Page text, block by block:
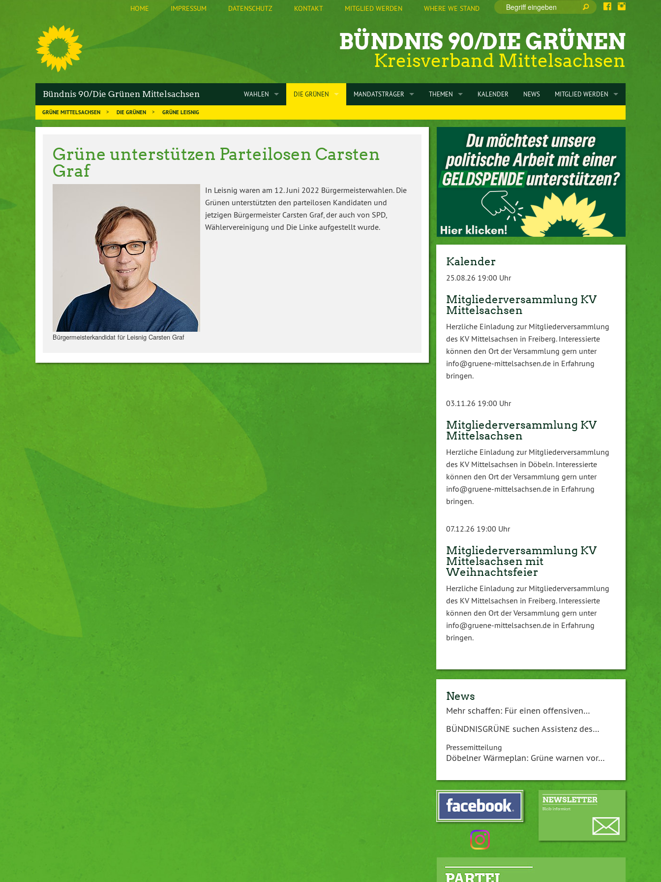
HOME IMPRESSUM DATENSCHUTZ KONTAKT MITGLIED WERDEN WHERE WE STAND
S BÜNDNIS 90/DIE GRÜNEN
Kreisverband Mittelsachsen
Bündnis 90/Die Grünen Mittelsachsen WAHLEN
EUROPAWAHL 2024
DIE GRÜNEN
KREISTAG STAMMTISCH DÖBELN
STAMMTISCH ROCHLITZ
GRÜNE JUGEND
MANDATSTRÄGER
DÖBELN
BURGSTÄDT
MITTWEIDA
THEMEN
KOMMUNALWAHLPROGRAMM 2024
KALENDER NEWS MITGLIED WERDEN
SPENDEN
INFORMATIONEN
GRÜNE MITTELSACHSEN DIE GRÜNEN GRÜNE LEISNIG
Grüne unterstützen Parteilosen Carsten
Graf
Bürgermeisterkandidat für Leisnig Carsten Graf
In Leisnig waren am 12. Juni 2022 Bürgermeisterwahlen. Die
Grünen unterstützten den parteilosen Kandidaten und
jetzigen Bürgermeister Carsten Graf, der auch von SPD,
Wählervereinigung und Die Linke aufgestellt wurde.
Kalender
25.08.26 19:00 Uhr
Mitgliederversammlung KV
Mittelsachsen
Herzliche Einladung zur Mitgliederversammlung
des KV Mittelsachsen in Freiberg. Interessierte
können den Ort der Versammlung gern unter
info@gruene-mittelsachsen.de in Erfahrung
bringen.
03.11.26 19:00 Uhr
Mitgliederversammlung KV
Mittelsachsen
Herzliche Einladung zur Mitgliederversammlung
des KV Mittelsachsen in Döbeln. Interessierte
können den Ort der Versammlung gern unter
info@gruene-mittelsachsen.de in Erfahrung
bringen.
07.12.26 19:00 Uhr
Mitgliederversammlung KV
Mittelsachsen mit
Weihnachtsfeier
Herzliche Einladung zur Mitgliederversammlung
des KV Mittelsachsen in Freiberg. Interessierte
können den Ort der Versammlung gern unter
info@gruene-mittelsachsen.de in Erfahrung
bringen.
News
Mehr schaffen: Für einen offensiven…
BÜNDNISGRÜNE suchen Assistenz des…
Pressemitteilung
Döbelner Wärmeplan: Grüne warnen vor…